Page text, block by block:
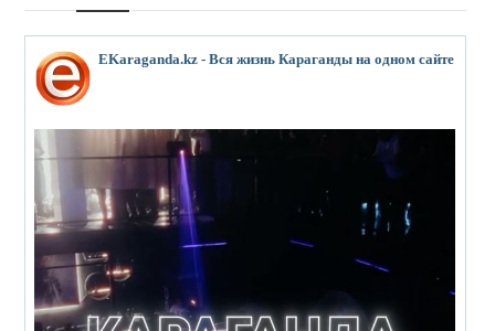
EKaraganda.kz - Вся жизнь Караганды на одном сайте